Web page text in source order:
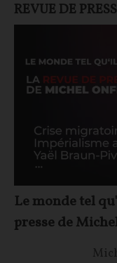
REVUE DE
Le monde tel
presse de